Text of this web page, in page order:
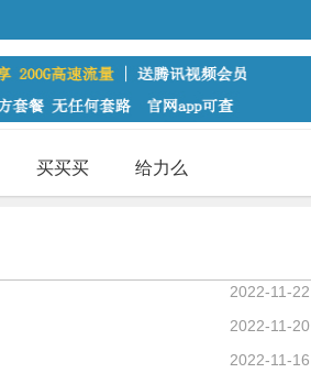
买买买 给力么
2022-11-22
2022-11-20
2022-11-16